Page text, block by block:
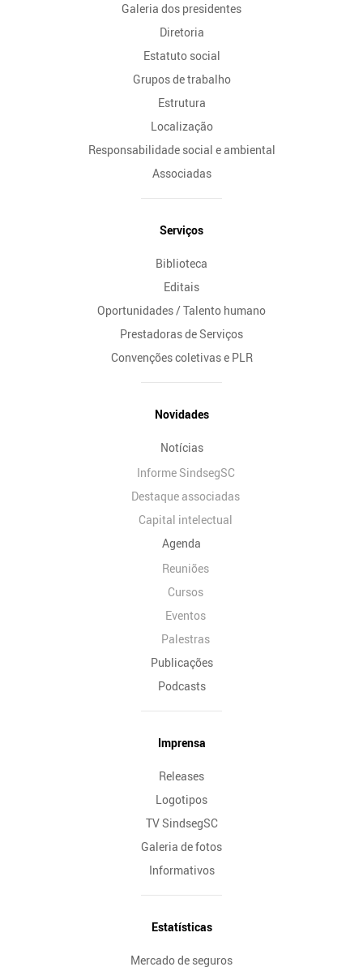
Galeria dos presidentes
Diretoria
Estatuto social
Grupos de trabalho
Estrutura
Localização
Responsabilidade social e ambiental
Associadas
Serviços
Biblioteca
Editais
Oportunidades / Talento humano
Prestadoras de Serviços
Convenções coletivas e PLR
Novidades
Notícias
Informe SindsegSC
Destaque associadas
Capital intelectual
Agenda
Reuniões
Cursos
Eventos
Palestras
Publicações
Podcasts
Imprensa
Releases
Logotipos
TV SindsegSC
Galeria de fotos
Informativos
Estatísticas
Mercado de seguros